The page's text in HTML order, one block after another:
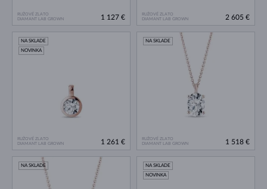
RUŽOVÉ ZLATO
DIAMANT LAB GROWN
1 127 €
RUŽOVÉ ZLATO
DIAMANT LAB GROWN
2 605 €
RUŽOVÉ ZLATO
DIAMANT LAB GROWN
NA SKLADE
NOVINKA
1 261 €
RUŽOVÉ ZLATO
DIAMANT LAB GROWN
NA SKLADE
1 518 €
NA SKLADE
NA SKLADE
NOVINKA